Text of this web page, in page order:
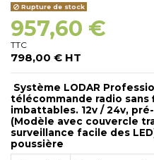
Rupture de stock
957,60 €
TTC
798,00 € HT
Système LODAR
télécommande radio
imbattables. 12v / 24v,
(Modèle avec couvercle
surveillance facile des
poussière